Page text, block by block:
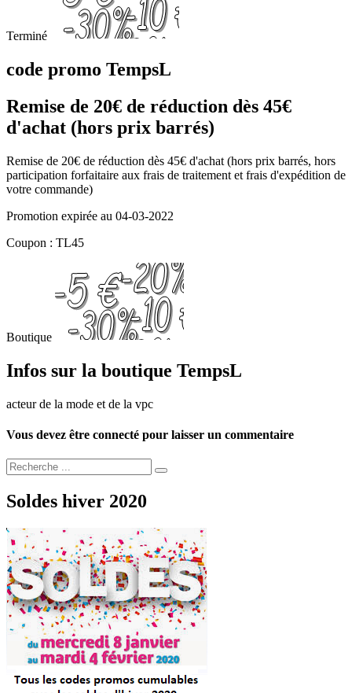
Terminé
code promo TempsL
Remise de 20€ de réduction dès 45€
d'achat (hors prix barrés)
Remise de 20€ de réduction dès 45€ d'achat (hors prix barrés, hors
participation forfaitaire aux frais de traitement et frais d'expédition de
votre commande)
Promotion expirée au 04-03-2022
Coupon : TL45
Boutique
Infos sur la boutique TempsL
acteur de la mode et de la vpc
Vous devez être connecté pour laisser un commentaire
Soldes hiver 2020